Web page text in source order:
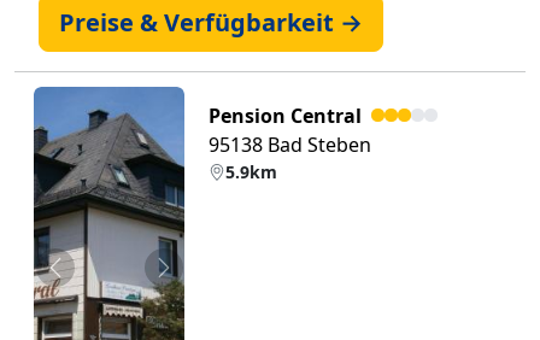
Preise & Verfügbarkeit →
Zurück Weiter
Pension Central
95138 Bad Steben
5.9km